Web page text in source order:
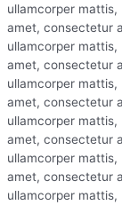
ullamcorper mattis,
amet, consectetur
ullamcorper mattis,
amet, consectetur
ullamcorper mattis,
amet, consectetur
ullamcorper mattis,
amet, consectetur
ullamcorper mattis,
amet, consectetur
ullamcorper mattis,